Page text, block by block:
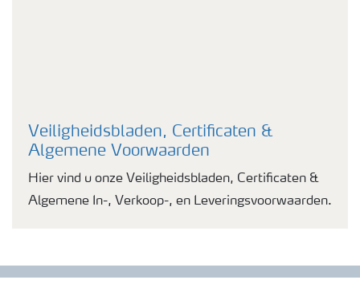
Veiligheidsbladen, Certificaten &
Algemene Voorwaarden
Hier vind u onze Veiligheidsbladen, Certificaten &
Algemene In-, Verkoop-, en Leveringsvoorwaarden.